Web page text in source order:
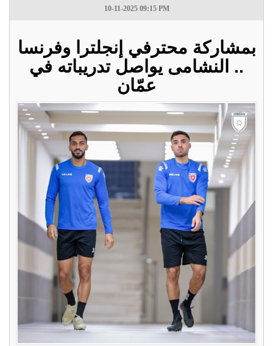
10-11-2025 09:15 PM
بمشاركة محترفي إنجلترا وفرنسا
.. النشامى يواصل تدريباته في
عمّان